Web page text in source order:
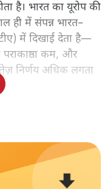
है। भारत का यूरोप की
में संपन्न भारत–
में दिखाई देता है—
पराकाष्ठा कम, और
निर्णय अधिक लगता